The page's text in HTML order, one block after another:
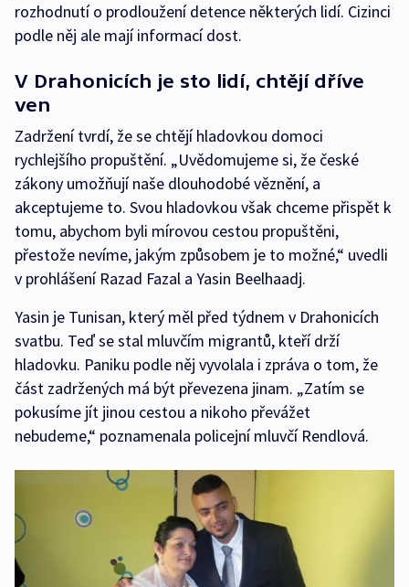
rozhodnutí o prodloužení detence některých lidí. Cizinci
podle něj ale mají informací dost.
V Drahonicích je sto lidí, chtějí dříve
ven
Zadržení tvrdí, že se chtějí hladovkou domoci
rychlejšího propuštění. „Uvědomujeme si, že české
zákony umožňují naše dlouhodobé věznění, a
akceptujeme to. Svou hladovkou však chceme přispět k
tomu, abychom byli mírovou cestou propuštěni,
přestože nevíme, jakým způsobem je to možné,“ uvedli
v prohlášení Razad Fazal a Yasin Beelhaadj.
Yasin je Tunisan, který měl před týdnem v Drahonicích
svatbu. Teď se stal mluvčím migrantů, kteří drží
hladovku. Paniku podle něj vyvolala i zpráva o tom, že
část zadržených má být převezena jinam. „Zatím se
pokusíme jít jinou cestou a nikoho převážet
nebudeme,“ poznamenala policejní mluvčí Rendlová.